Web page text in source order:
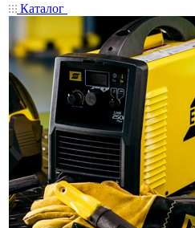
Каталог